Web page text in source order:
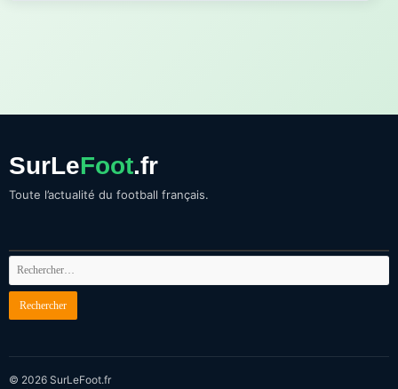
SurLeFoot.fr
Toute l’actualité du football français.
© 2026 SurLeFoot.fr